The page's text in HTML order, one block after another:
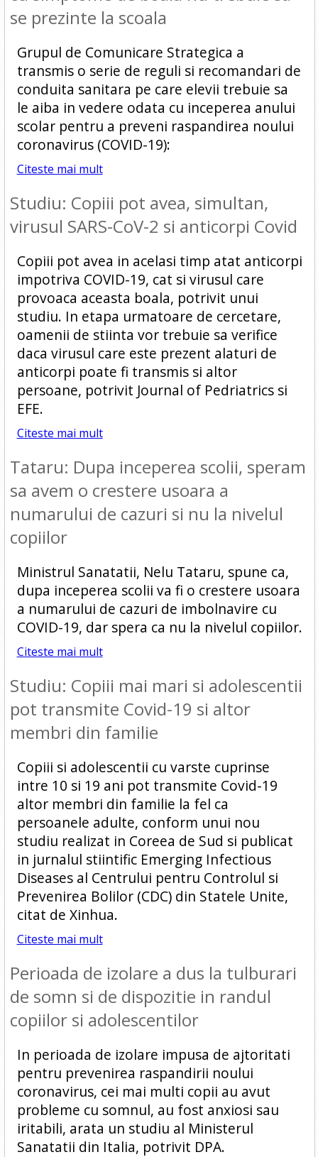
se prezinte la scoala
Grupul de Comunicare Strategica a
transmis o serie de reguli si recomandari de
conduita sanitara pe care elevii trebuie sa
le aiba in vedere odata cu inceperea anului
scolar pentru a preveni raspandirea noului
coronavirus (COVID-19):
Citeste mai mult
Studiu: Copiii pot avea, simultan,
virusul SARS-CoV-2 si anticorpi Covid
Copiii pot avea in acelasi timp atat anticorpi
impotriva COVID-19, cat si virusul care
provoaca aceasta boala, potrivit unui
studiu. In etapa urmatoare de cercetare,
oamenii de stiinta vor trebuie sa verifice
daca virusul care este prezent alaturi de
anticorpi poate fi transmis si altor
persoane, potrivit Journal of Pedriatrics si
EFE.
Citeste mai mult
Tataru: Dupa inceperea scolii, speram
sa avem o crestere usoara a
numarului de cazuri si nu la nivelul
copiilor
Ministrul Sanatatii, Nelu Tataru, spune ca,
dupa inceperea scolii va fi o crestere usoara
a numarului de cazuri de imbolnavire cu
COVID-19, dar spera ca nu la nivelul copiilor.
Citeste mai mult
Studiu: Copiii mai mari si adolescentii
pot transmite Covid-19 si altor
membri din familie
Copiii si adolescentii cu varste cuprinse
intre 10 si 19 ani pot transmite Covid-19
altor membri din familie la fel ca
persoanele adulte, conform unui nou
studiu realizat in Coreea de Sud si publicat
in jurnalul stiintific Emerging Infectious
Diseases al Centrului pentru Controlul si
Prevenirea Bolilor (CDC) din Statele Unite,
citat de Xinhua.
Citeste mai mult
Perioada de izolare a dus la tulburari
de somn si de dispozitie in randul
copiilor si adolescentilor
In perioada de izolare impusa de ajtoritati
pentru prevenirea raspandirii noului
coronavirus, cei mai multi copii au avut
probleme cu somnul, au fost anxiosi sau
iritabili, arata un studiu al Ministerul
Sanatatii din Italia, potrivit DPA.